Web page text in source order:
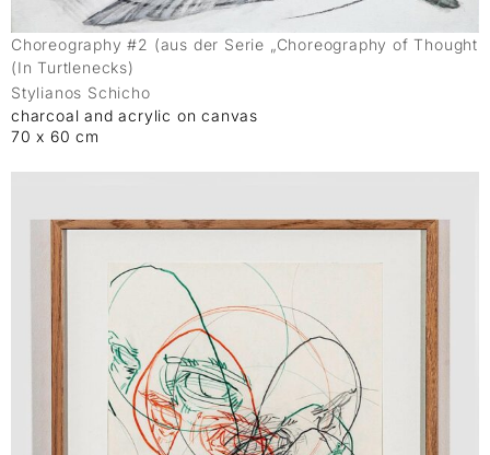
Choreography #2 (aus der Serie „Choreography of Thought
(In Turtlenecks)
Stylianos Schicho
charcoal and acrylic on canvas
70 x 60 cm